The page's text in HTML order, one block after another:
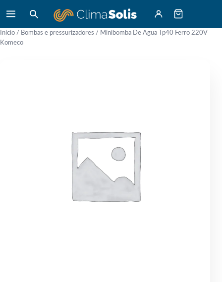
Início / Bombas e pressurizadores / Minibomba De Agua Tp40 Ferro 220V
Komeco